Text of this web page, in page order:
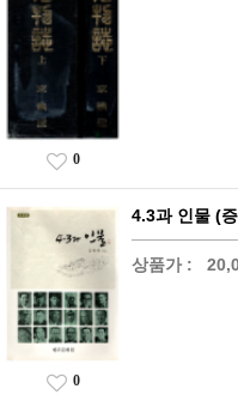
0
4.3과 인물 (
상품가 :
0